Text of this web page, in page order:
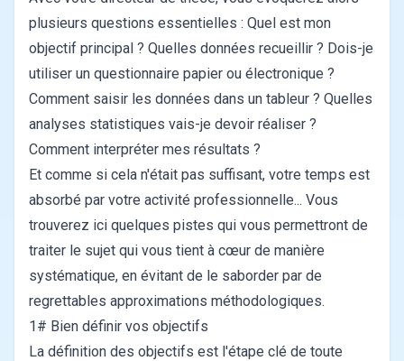
plusieurs questions essentielles : Quel est mon
objectif principal ? Quelles données recueillir ? Dois-je
utiliser un questionnaire papier ou électronique ?
Comment saisir les données dans un tableur ? Quelles
analyses statistiques vais-je devoir réaliser ?
Comment interpréter mes résultats ?
Et comme si cela n'était pas suffisant, votre temps est
absorbé par votre activité professionnelle... Vous
trouverez ici quelques pistes qui vous permettront de
traiter le sujet qui vous tient à cœur de manière
systématique, en évitant de le saborder par de
regrettables approximations méthodologiques.
1# Bien définir vos objectifs
La définition des objectifs est l'étape clé de toute